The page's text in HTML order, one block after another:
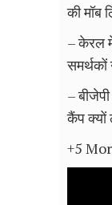
की मॉब
– केरल
समर्थकों
–
कैंप क्यों
+5